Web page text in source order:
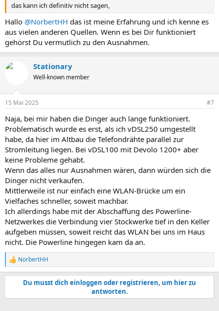
das kann ich definitiv nicht sagen,
Hallo @NorbertHH das ist meine Erfahrung und ich kenne es
aus vielen anderen Quellen. Wenn es bei Dir funktioniert
gehörst Du vermutlich zu den Ausnahmen.
Stationary
Well-known member
15 Mai 2025 #7
Naja, bei mir haben die Dinger auch lange funktioniert.
Problematisch wurde es erst, als ich vDSL250 umgestellt
habe, da hier im Altbau die Telefondrähte parallel zur
Stromleitung liegen. Bei vDSL100 mit Devolo 1200+ aber
keine Probleme gehabt.
Wenn das alles nur Ausnahmen wären, dann würden sich die
Dinger nicht verkaufen.
Mittlerweile ist nur einfach eine WLAN-Brücke um ein
Vielfaches schneller, soweit machbar.
Ich allerdings habe mit der Abschaffung des Powerline-
Netzwerkes die Verbindung vier Stockwerke tief in den Keller
aufgeben müssen, soweit reicht das WLAN bei uns im Haus
nicht. Die Powerline hingegen kam da an.
R
e
a
i
NorbertHH
Du musst dich einloggen oder registrieren, um hier zu
antworten.